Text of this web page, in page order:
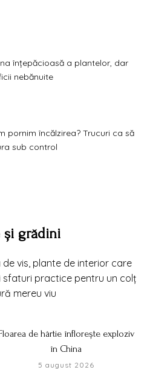
înțepăcioasă a plantelor, dar
nebănuite
pornim încălzirea? Trucuri ca să
sub control
și grădini
vis, plante de interior care
practice pentru un colț
mereu viu
de hârtie înflorește exploziv
în China
5 august 2026